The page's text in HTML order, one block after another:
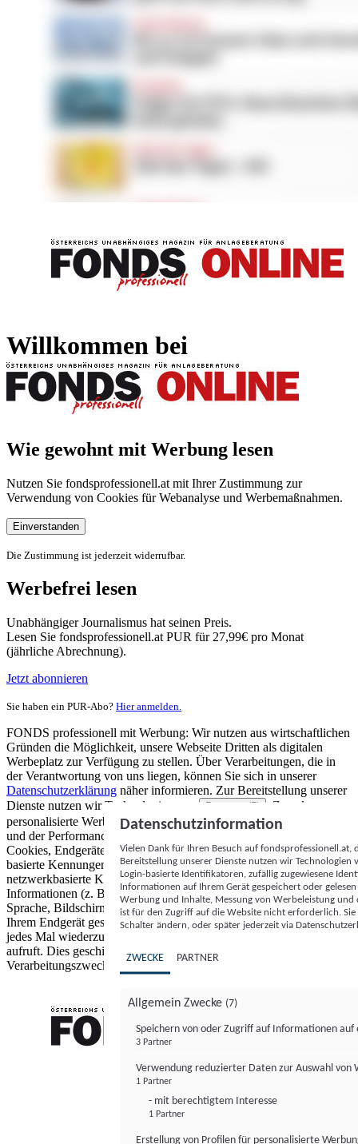
Willkommen bei
Wie gewohnt mit Werbung lesen
Nutzen Sie fondsprofessionell.at mit Ihrer Zustimmung zur
Verwendung von Cookies für Webanalyse und Werbemaßnahmen.
Einverstanden
Die Zustimmung ist jederzeit widerrufbar.
Werbefrei lesen
Unabhängiger Journalismus hat seinen Preis.
Lesen Sie fondsprofessionell.at PUR für 27,99€ pro Monat
(jährliche Abrechnung).
Jetzt abonnieren
Sie haben ein PUR-Abo? Hier anmelden.
FONDS professionell mit Werbung: Wir nutzen aus wirtschaftlichen
Gründen die Möglichkeit, unsere Webseite Dritten als digitalen
Werbeplatz zur Verfügung zu stellen. Über Verarbeitungen, die in
der Verantwortung von uns liegen, können Sie sich in unserer
Datenschutzerklärung näher informieren. Zur Bereitstellung unserer
Dienste nutzen wir Technologien von
Partnern (5)
. Zwecke:
personalisierte Werbung und Inhalte, Messung von Werbeleistung
und der Performance von Inhalten sowie Zielgruppenforschung.
Cookies, Endgeräte- oder ähnliche Online-Kennungen (z. B. login-
basierte Kennungen, zufällig generierte Kennungen,
netzwerkbasierte Kennungen) können zusammen mit anderen
Informationen (z. B. Browsertyp und Browserinformationen,
Sprache, Bildschirmgröße, unterstützte Technologien usw.) auf
Ihrem Endgerät gespeichert oder von dort ausgelesen werden, um es
jedes Mal wiederzuerkennen, wenn es eine App oder einer Webseite
aufruft. Dies geschieht für einen oder mehrere der hier aufgeführten
Verarbeitungszwecke.
Datenschutzinformation
Vielen Dank für Ihren Besuch auf
Bereitstellung unserer Dienste nutzen wir Technologien
Login-basierte Identifikatoren, zufällig zugewiesene
Informationen auf Ihrem Gerät gespeichert oder
Werbung und Inhalte, Messung von Werbeleistung
ist für den Zugriff auf die Website nicht erforderlich.
Schalter ändern, oder später jederzeit via
ZWECKE PARTNER
Allgemein Zwecke (7)
Speichern von oder Zugriff auf Informationen auf
3 Partner
Verwendung reduzierter Daten zur Auswahl von
1 Partner
- mit berechtigtem Interesse
1 Partner
Erstellung von Profilen für personalisierte
FONDS professionell